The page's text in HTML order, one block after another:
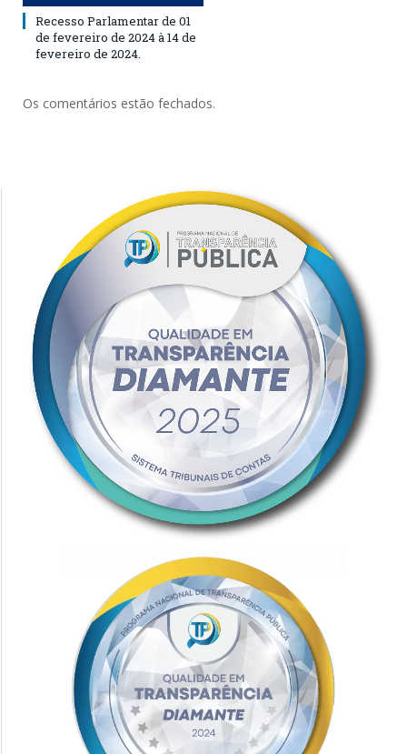
Recesso Parlamentar de 01
de fevereiro de 2024 à 14 de
fevereiro de 2024.
Os comentários estão fechados.